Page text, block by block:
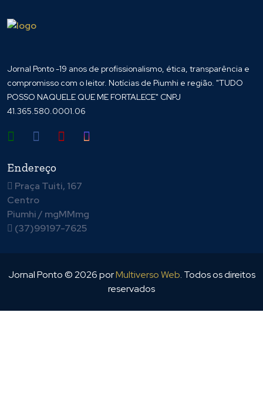
Jornal Ponto -19 anos de profissionalismo, ética, transparência e
compromisso com o leitor. Notícias de Piumhi e região. "TUDO
POSSO NAQUELE QUE ME FORTALECE" CNPJ
41.365.580.0001.06
Endereço
Praça Tuiti, 167
Centro
Piumhi / mgMMmg
(37)99197-7625
Jornal Ponto ©2026porMultiverso Web. Todos os direitos
reservados